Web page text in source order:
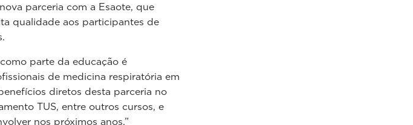
parceria com a Esaote, que
qualidade aos participantes de
parte da educação é
de medicina respiratória em
diretos desta parceria no
TUS, entre outros cursos, e
nos próximos anos.”